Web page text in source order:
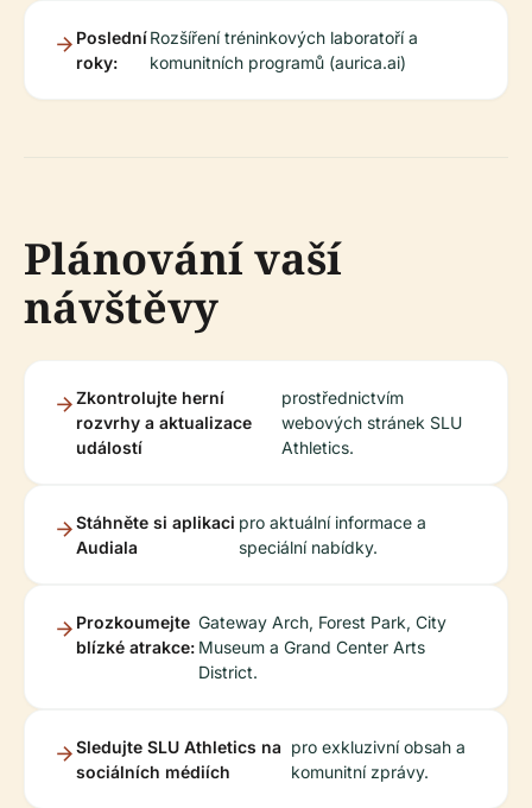
Poslední
roky:
Rozšíření tréninkových laboratoří a
komunitních programů (aurica.ai)
Plánování vaší
návštěvy
Zkontrolujte herní
rozvrhy a aktualizace
událostí
prostřednictvím
webových stránek SLU
Athletics.
Stáhněte si aplikaci
Audiala
pro aktuální informace a
speciální nabídky.
Prozkoumejte
blízké atrakce:
Gateway Arch, Forest Park, City
Museum a Grand Center Arts
District.
Sledujte SLU Athletics na
sociálních médiích
pro exkluzivní obsah a
komunitní zprávy.